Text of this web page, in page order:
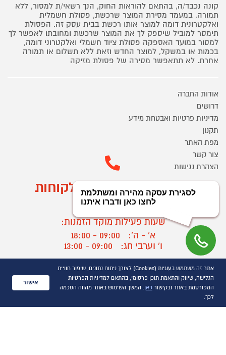
קונה נכבד/ה, בהתאם להוראות החוק, הנך רשאי/ת למסור, ללא
תמורה, במעמד מסירת המוצר שרכשת, פסולת חשמלית
ואלקטרונית דומה למוצר אותו רכשת בבית עסק זה. הפסולת
תימסר למוביל שיספק לך את המוצר שרכשת ומחובתו לאפשר לך
למסור במועד האספקה פסולת ציוד חשמלי ואלקטרוני דומה,
בכמות או במשקל, למוצר החדש וזאת ללא תשלום או תמורה
אחרת. לא תתאפשר מסירה של פסולת מזיקה
אודות החברה
דרושים
מדיניות פרטיות ואבטחת מידע
תקנון
מפת האתר
צור קשר
הצהרת נגישות
מוקד הזמנות ושירות לקוחות
03-9545370
שעות פעילות מוקד הזמנות:
א' - ה':
09:00 - 18:00
ו' וערבי חג:
09:00 - 13:00
שעות פעילות מוקד שירות לקוחות:
א' - ד':
09:00 - 16:30
ה :
09:00 - 16:00
אתר זה משתמש בעוגיות (Cookies) לצורך ניתוח נתונים, שיפור חוויית
הגלישה, שיווק והתאמת תוכן פרסומי, בהתאם למדיניות הפרטיות
המפורסמת באתר ובקישור כאן. המשך השימוש באתר מהווה הסכמה
לכך.
אישור